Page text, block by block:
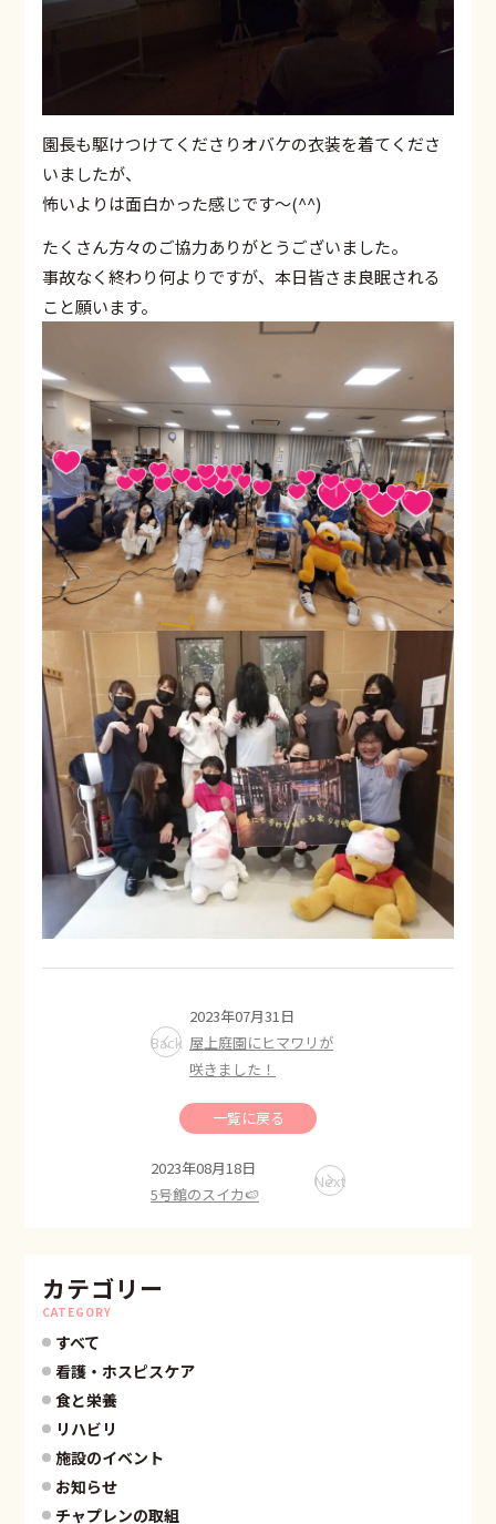
園長も駆けつけてくださりオバケの衣装を着てくださ
いましたが、
怖いよりは面白かった感じです〜(^^)
たくさん方々のご協力ありがとうございました。
事故なく終わり何よりですが、本日皆さま良眠される
こと願います。
Back
2023年07月31日
屋上庭園にヒマワリが
咲きました！
一覧に戻る
2023年08月18日
5号館のスイカ🍉
Next
カテゴリー
CATEGORY
すべて
看護・ホスピスケア
食と栄養
リハビリ
施設のイベント
お知らせ
チャプレンの取組